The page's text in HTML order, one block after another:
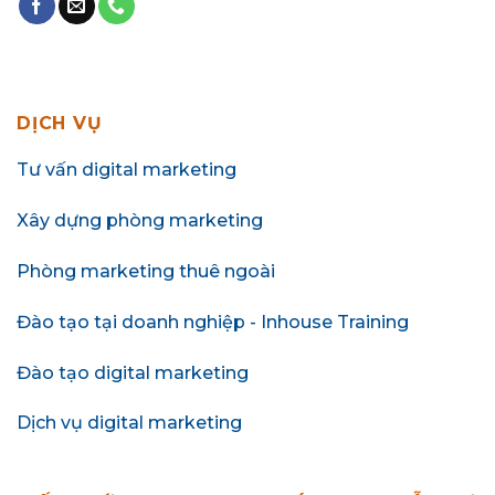
DỊCH VỤ
Tư vấn digital marketing
Xây dựng phòng marketing
Phòng marketing thuê ngoài
Đào tạo tại doanh nghiệp - Inhouse Training
Đào tạo digital marketing
Dịch vụ digital marketing